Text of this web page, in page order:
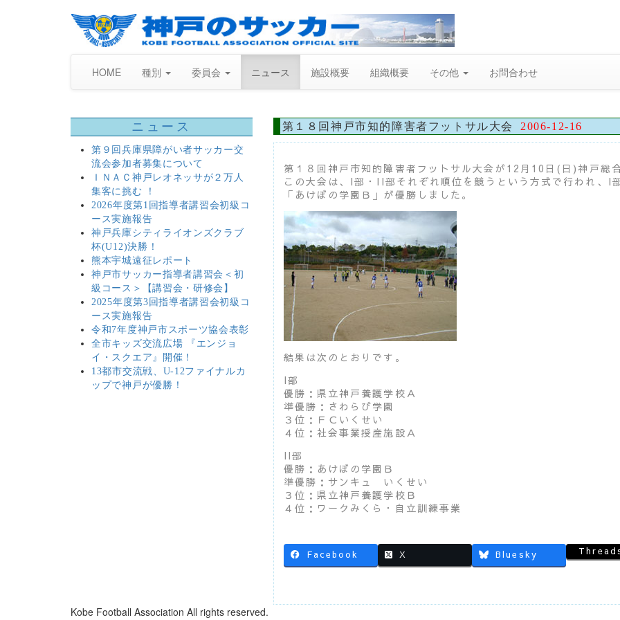
HOME 種別 委員会 ニュース 施設概要 組織概要 その他 お問合わせ
ニュース
第９回兵庫県障がい者サッカー交
流会参加者募集について
ＩＮＡＣ神戸レオネッサが２万人
集客に挑む ！
2026年度第1回指導者講習会初級コ
ース実施報告
神戸兵庫シティライオンズクラブ
杯(U12)決勝！
熊本宇城遠征レポート
神戸市サッカー指導者講習会＜初
級コース＞【講習会・研修会】
2025年度第3回指導者講習会初級コ
ース実施報告
令和7年度神戸市スポーツ協会表彰
全市キッズ交流広場 『エンジョ
イ・スクエア』開催！
13都市交流戦、U-12ファイナルカ
ップで神戸が優勝！
第１８回神戸市知的障害者フットサル大会 2006-12-16
第１８回神戸市知的障害者フットサル大会が12月10日(日)神戸総
この大会は、I部・II部それぞれ順位を競うという方式で行われ、I
「あけぼの学園Ｂ」が優勝しました。
結果は次のとおりです。
I部
優勝：県立神戸養護学校Ａ
準優勝：さわらび学園
３位：ＦＣいくせい
４位：社会事業授産施設Ａ
II部
優勝：あけぼの学園Ｂ
準優勝：サンキュ いくせい
３位：県立神戸養護学校Ｂ
４位：ワークみくら・自立訓練事業
Facebook X Bluesky
Kobe Football Association All rights reserved.